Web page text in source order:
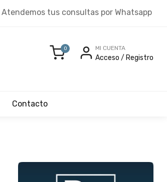
Atendemos tus consultas por Whatsapp
0 MI CUENTA
Acceso / Registro
Contacto